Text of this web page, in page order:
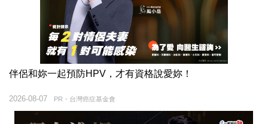
伴侶和妳一起預防HPV，才有資格說愛妳！
PR・台灣癌症基金會
2026-08-07